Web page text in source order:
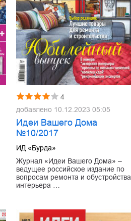
4
добавлено 10.12.2023 05:05
Идеи Вашего Дома
№10/2017
ИД «Бурда»
Журнал «Идеи Вашего Дома» –
ведущее российское издание по
вопросам ремонта и обустройства
интерьера …